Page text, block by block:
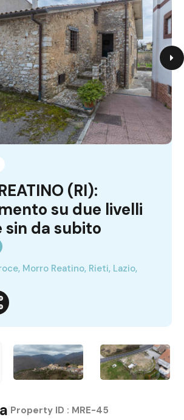
(RI):
su due livelli
da subito
Morro Reatino, Rieti, Lazio,
Property ID : MRE-45